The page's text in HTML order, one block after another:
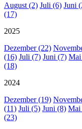
August (2) Juli (6) Juni
(17)
2025
Dezember (22)
(16) Juli (7) Juni (7)
(18)
2024
Dezember (19)
(11) Juli (5) Juni (8) Mai
(23)